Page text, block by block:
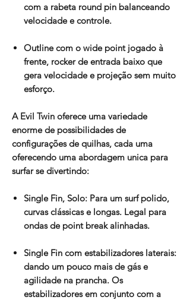
com a rabeta round pin balanceando
velocidade e controle.
Outline com o wide point jogado à
frente, rocker de entrada baixo que
gera velocidade e projeção sem muito
esforço.
A Evil Twin oferece uma variedade
enorme de possibilidades de
configurações de quilhas, cada uma
oferecendo uma abordagem unica para
surfar se divertindo:
Single Fin, Solo: Para um surf polido,
curvas clássicas e longas. Legal para
ondas de point break alinhadas.
Single Fin com estabilizadores laterais:
dando um pouco mais de gás e
agilidade na prancha. Os
estabilizadores em conjunto com a